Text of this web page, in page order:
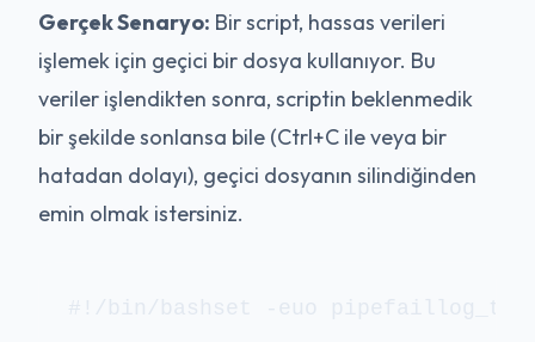
Gerçek Senaryo: Bir script, hassas verileri
işlemek için geçici bir dosya kullanıyor. Bu
veriler işlendikten sonra, scriptin beklenmedik
bir şekilde sonlansa bile (Ctrl+C ile veya bir
hatadan dolayı), geçici dosyanın silindiğinden
emin olmak istersiniz.